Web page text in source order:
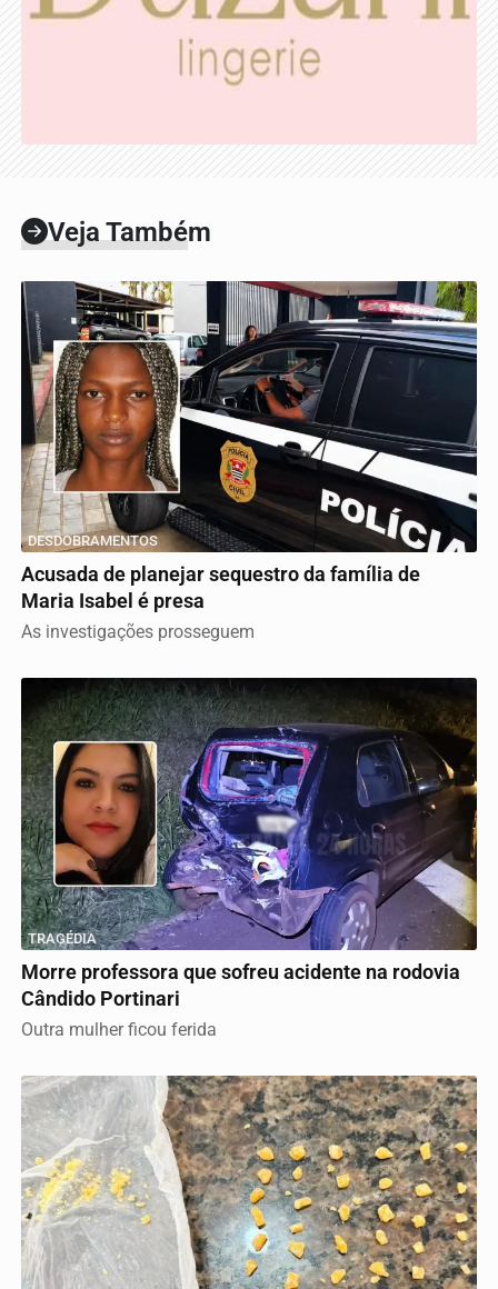
Veja Também
DESDOBRAMENTOS
Acusada de planejar sequestro da família de
Maria Isabel é presa
As investigações prosseguem
TRAGÉDIA
Morre professora que sofreu acidente na rodovia
Cândido Portinari
Outra mulher ficou ferida